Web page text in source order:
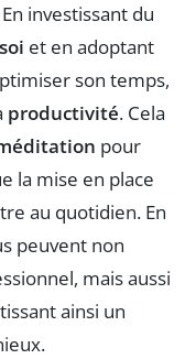
investissant du
et en adoptant
son temps,
productivité. Cela
pour
la mise en place
au quotidien. En
peuvent non
mais aussi
ainsi un